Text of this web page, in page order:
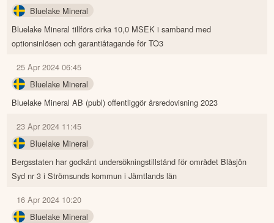
Bluelake Mineral
Bluelake Mineral tillförs cirka 10,0 MSEK i samband med
optionsinlösen och garantiåtagande för TO3
25 Apr 2024 06:45
Bluelake Mineral
Bluelake Mineral AB (publ) offentliggör årsredovisning 2023
23 Apr 2024 11:45
Bluelake Mineral
Bergsstaten har godkänt undersökningstillstånd för området Blåsjön
Syd nr 3 i Strömsunds kommun i Jämtlands län
16 Apr 2024 10:20
Bluelake Mineral